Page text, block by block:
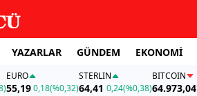
YAZARLAR GÜNDEM EKONOMİ
EURO
55,19 0,18(%0,32)
STERLIN
64,41 0,24(%0,38)
BITCOIN
64.973,04